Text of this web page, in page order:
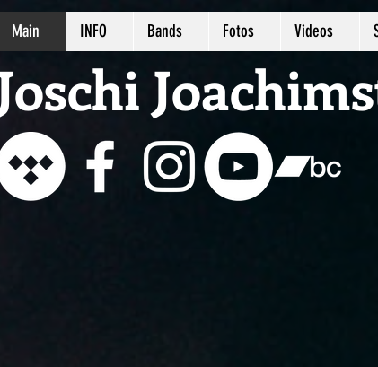
Main INFO Bands Fotos Videos